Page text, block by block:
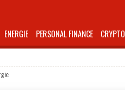
ENERGIE PERSONAL FINANCE CRYPTO